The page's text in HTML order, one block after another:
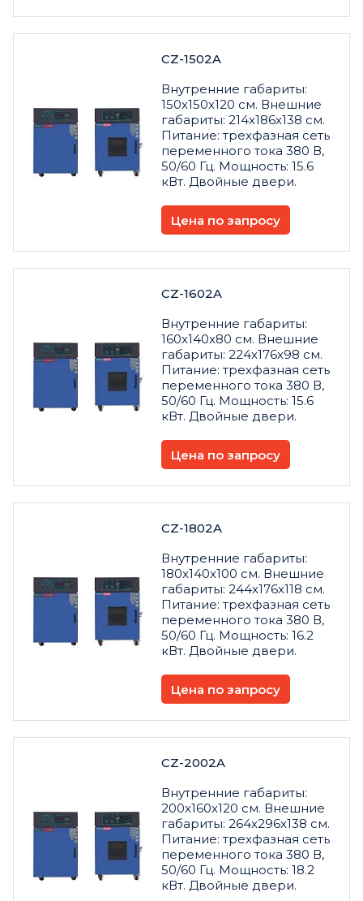
CZ-1502A
Внутренние габариты:
150x150x120 см. Внешние
габариты: 214x186x138 см.
Питание: трехфазная сеть
переменного тока 380 В,
50/60 Гц. Мощность: 15.6
кВт. Двойные двери.
Цена по запросу
CZ-1602A
Внутренние габариты:
160x140x80 см. Внешние
габариты: 224x176x98 см.
Питание: трехфазная сеть
переменного тока 380 В,
50/60 Гц. Мощность: 15.6
кВт. Двойные двери.
Цена по запросу
CZ-1802A
Внутренние габариты:
180x140x100 см. Внешние
габариты: 244x176x118 см.
Питание: трехфазная сеть
переменного тока 380 В,
50/60 Гц. Мощность: 16.2
кВт. Двойные двери.
Цена по запросу
CZ-2002A
Внутренние габариты:
200x160x120 см. Внешние
габариты: 264x296x138 см.
Питание: трехфазная сеть
переменного тока 380 В,
50/60 Гц. Мощность: 18.2
кВт. Двойные двери.